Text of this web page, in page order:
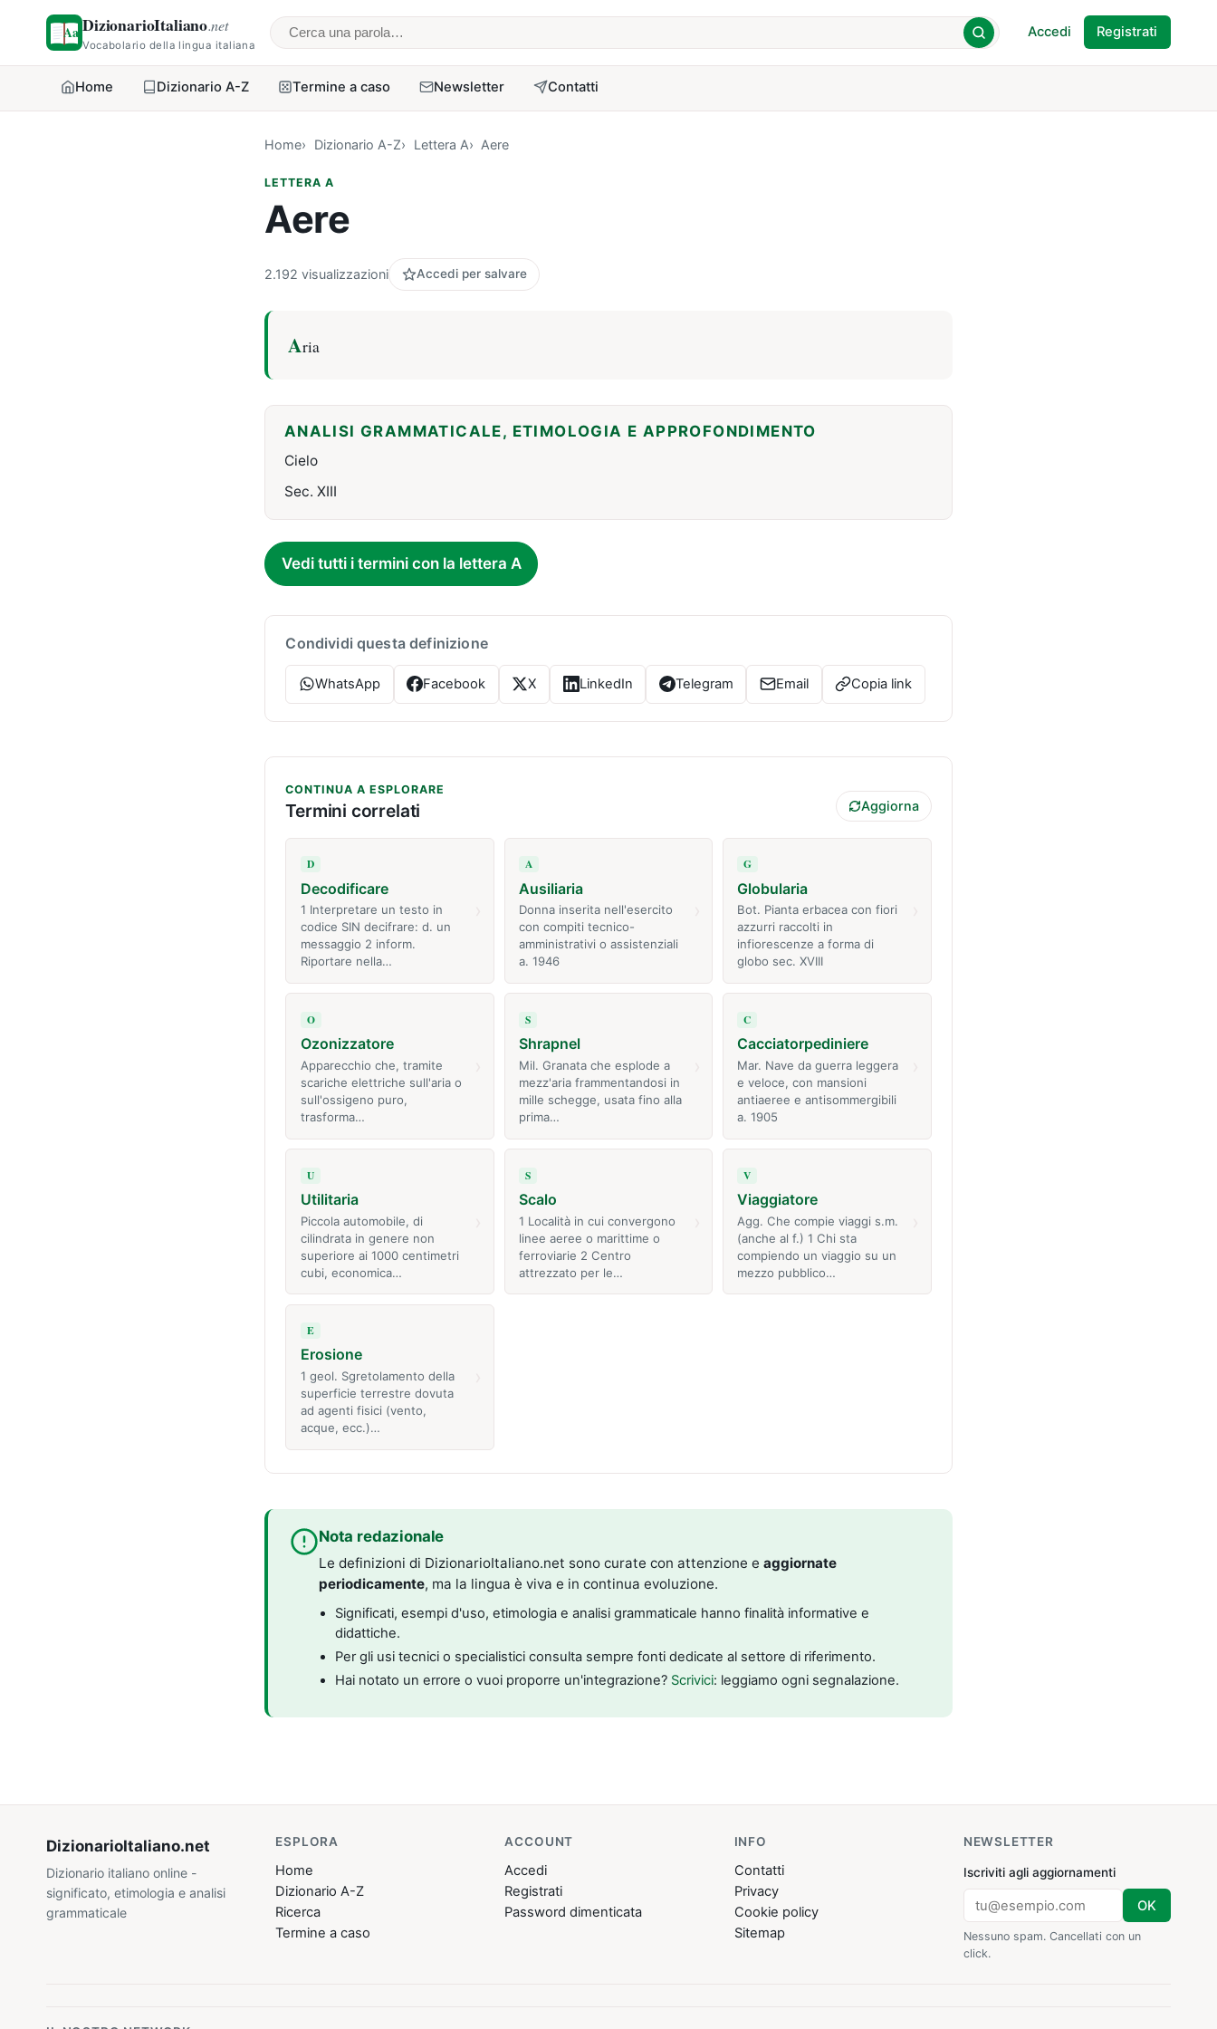
DizionarioItaliano.net
Vocabolario della lingua italiana Cerca una parola
Accedi Registrati
Home Dizionario A-Z Termine a caso Newsletter Contatti
Home Dizionario A-Z Lettera A Aere
LETTERA A
Aere
2.192 visualizzazioni Accedi per salvare
Aria
ANALISI GRAMMATICALE, ETIMOLOGIA E APPROFONDIMENTO
Cielo
Sec. XIII
Vedi tutti i termini con la lettera A
Condividi questa definizione
WhatsApp Facebook X LinkedIn Telegram Email Copia link
CONTINUA A ESPLORARE
Termini correlati Aggiorna
D
Decodificare
1 Interpretare un testo in
codice SIN decifrare: d. un
messaggio 2 inform.
Riportare nella…
A
Ausiliaria
Donna inserita nell'esercito
con compiti tecnico-
amministrativi o assistenziali
a. 1946
G
Globularia
Bot. Pianta erbacea con fiori
azzurri raccolti in
infiorescenze a forma di
globo sec. XVIII
O
Ozonizzatore
Apparecchio che, tramite
scariche elettriche sull'aria o
sull'ossigeno puro,
trasforma…
S
Shrapnel
Mil. Granata che esplode a
mezz'aria frammentandosi in
mille schegge, usata fino alla
prima…
C
Cacciatorpediniere
Mar. Nave da guerra leggera
e veloce, con mansioni
antiaeree e antisommergibili
a. 1905
U
Utilitaria
Piccola automobile, di
cilindrata in genere non
superiore ai 1000 centimetri
cubi, economica…
S
Scalo
1 Località in cui convergono
linee aeree o marittime o
ferroviarie 2 Centro
attrezzato per le…
V
Viaggiatore
Agg. Che compie viaggi s.m.
(anche al f.) 1 Chi sta
compiendo un viaggio su un
mezzo pubblico…
E
Erosione
1 geol. Sgretolamento della
superficie terrestre dovuta
ad agenti fisici (vento,
acque, ecc.)…
Nota redazionale
Le definizioni di DizionarioItaliano.net sono curate con attenzione e aggiornate
periodicamente, ma la lingua è viva e in continua evoluzione.
Significati, esempi d'uso, etimologia e analisi grammaticale hanno finalità informative e
didattiche.
Per gli usi tecnici o specialistici consulta sempre fonti dedicate al settore di riferimento.
Hai notato un errore o vuoi proporre un'integrazione? Scrivici: leggiamo ogni segnalazione.
DizionarioItaliano.net
Dizionario italiano online -
significato, etimologia e analisi
grammaticale
ESPLORA
Home
Dizionario A-Z
Ricerca
Termine a caso
ACCOUNT
Accedi
Registrati
Password dimenticata
INFO
Contatti
Privacy
Cookie policy
Sitemap
NEWSLETTER
Iscriviti agli aggiornamenti
OK
Nessuno spam. Cancellati con un
click.